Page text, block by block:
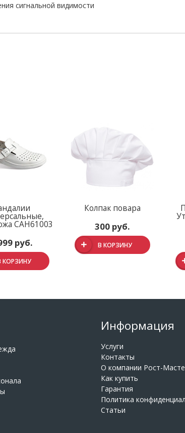
сигнальной видимости
САН61003
руб.
КОРЗИНУ
Колпак повара
300 руб.
В КОРЗИНУ
Информация
Услуги
Контакты
О компании Рост-
Как купить
Гарантия
Политика
Статьи